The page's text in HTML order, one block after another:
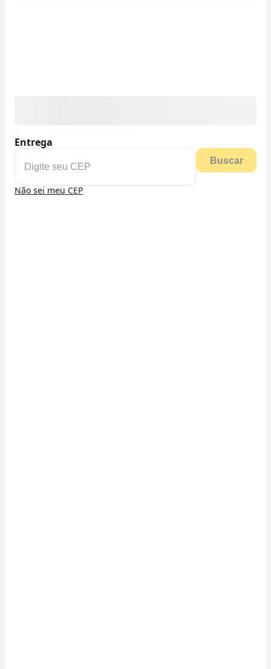
Entrega
Buscar
Não sei meu CEP